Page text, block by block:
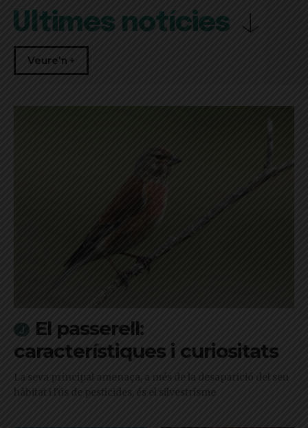
Últimes notícies
Veure'n +
El passerell:
característiques i curiositats
La seva principal amenaça, a més de la desaparició del seu
hàbitat i l'ús de pesticides, és el silvestrisme